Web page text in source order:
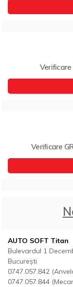
Verificare
Verificare
AUTO SOFT Titan
Bulevardul 1
București
0747.057.842
0747.057.844